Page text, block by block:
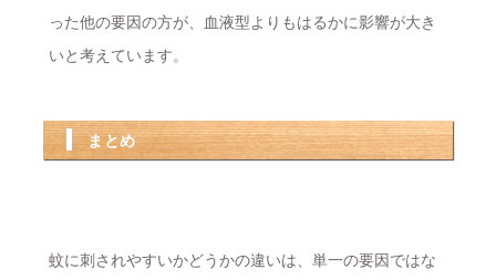
った他の要因の方が、血液型よりもはるかに影響が大き
いと考えています。
まとめ
蚊に刺されやすいかどうかの違いは、単一の要因ではな